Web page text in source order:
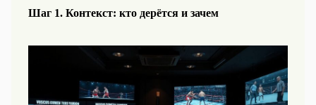
Шаг 1. Контекст: кто дерётся и зачем